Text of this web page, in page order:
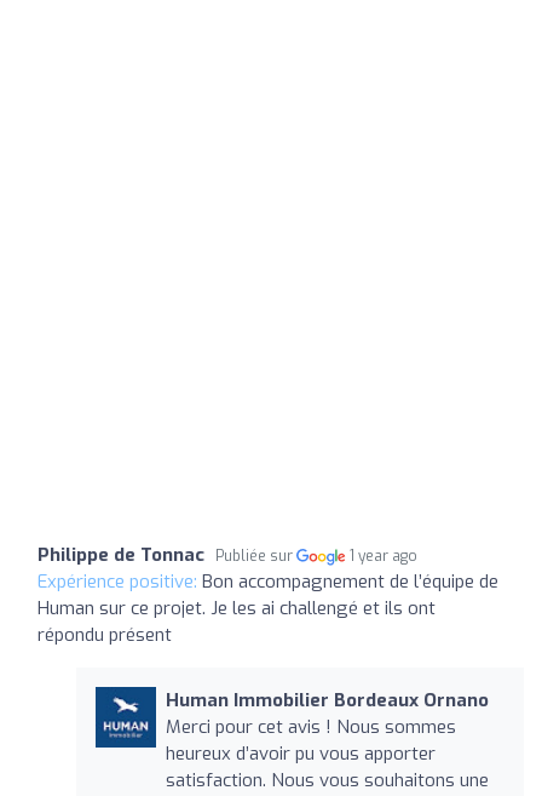
Philippe de Tonnac Publiée sur 1 year ago
Expérience positive: Bon accompagnement de l’équipe de
Human sur ce projet. Je les ai challengé et ils ont
répondu présent
Human Immobilier Bordeaux Ornano
Merci pour cet avis ! Nous sommes
heureux d’avoir pu vous apporter
satisfaction. Nous vous souhaitons une